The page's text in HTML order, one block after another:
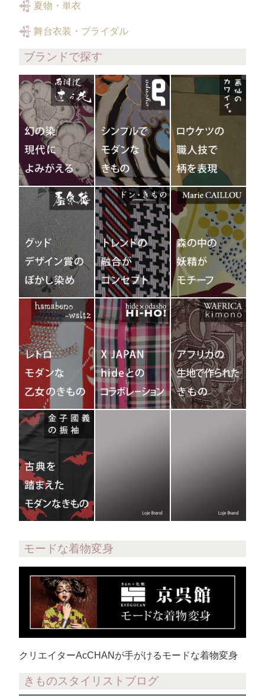
夏物・単衣
舞台衣装・ブライダル
ブランドで探す
モードな着物変身
クリエイターAcCHANが手がけるモードな着物変身
きものスタイリストブログ